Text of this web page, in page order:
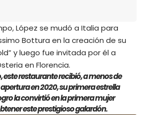
López se mudó a Italia para
Bottura en la creación de su
y luego fue invitada por él a
en Florencia.
este restaurante recibió, a menos de
en 2020, su primera estrella
la convirtió en la primera mujer
este prestigioso galardón.